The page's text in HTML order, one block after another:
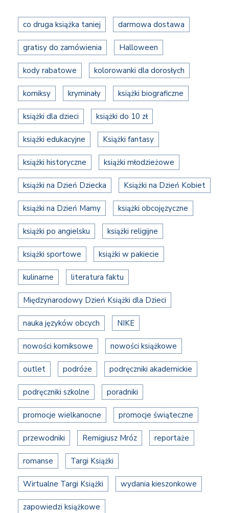
co druga książka taniej darmowa dostawa
gratisy do zamówienia Halloween
kody rabatowe kolorowanki dla dorosłych
komiksy kryminały książki biograficzne
książki dla dzieci książki do 10 zł
książki edukacyjne Książki fantasy
książki historyczne książki młodzieżowe
książki na Dzień Dziecka Książki na Dzień Kobiet
książki na Dzień Mamy książki obcojęzyczne
książki po angielsku książki religijne
książki sportowe książki w pakiecie
kulinarne literatura faktu
Międzynarodowy Dzień Książki dla Dzieci
nauka języków obcych NIKE
nowości komiksowe nowości książkowe
outlet podróże podręczniki akademickie
podręczniki szkolne poradniki
promocje wielkanocne promocje świąteczne
przewodniki Remigiusz Mróz reportaże
romanse Targi Książki
Wirtualne Targi Książki wydania kieszonkowe
zapowiedzi książkowe